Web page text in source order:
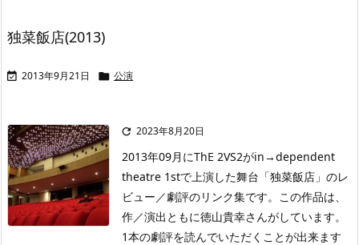
独菜飯店(2013)
 2013年9月21日  公演
 2023年8月20日
2013年09月にThE 2VS2がin→dependent
theatre 1stで上演した舞台「独菜飯店」のレ
ビュー／劇評のリンク集です。この作品は、
作／演出ともに徳山貴幸さんがしています。
1本の劇評を読んでいただくことが出来ます